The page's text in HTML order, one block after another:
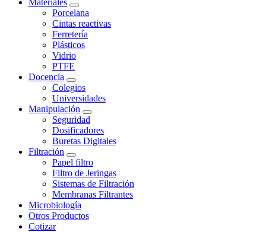
Materiales
Porcelana
Cintas reactivas
Ferretería
Plásticos
Vidrio
PTFE
Docencia
Colegios
Universidades
Manipulación
Seguridad
Dosificadores
Buretas Digitales
Filtración
Papel filtro
Filtro de Jeringas
Sistemas de Filtración
Membranas Filtrantes
Microbiología
Otros Productos
Cotizar